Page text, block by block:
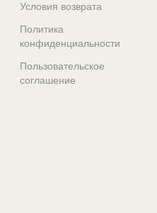
Условия возврата
Политика
конфиденциальности
Пользовательское
соглашение